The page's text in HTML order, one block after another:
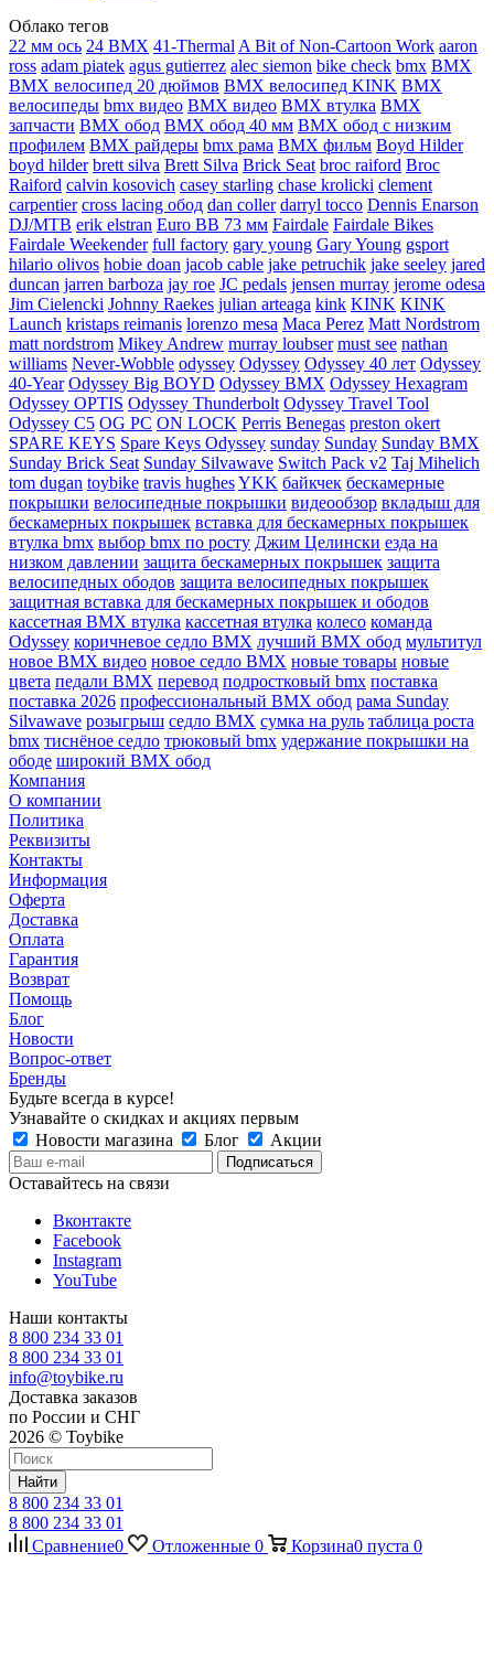
Облако тегов
22 мм ось 24 BMX 41-Thermal A Bit of Non-Cartoon Work aaron
ross adam piatek agus gutierrez alec siemon bike check bmx BMX
BMX велосипед 20 дюймов BMX велосипед KINK BMX
велосипеды bmx видео BMX видео BMX втулка BMX
запчасти BMX обод BMX обод 40 мм BMX обод с низким
профилем BMX райдеры bmx рама BMX фильм Boyd Hilder
boyd hilder brett silva Brett Silva Brick Seat broc raiford Broc
Raiford calvin kosovich casey starling chase krolicki clement
carpentier cross lacing обод dan coller darryl tocco Dennis Enarson
DJ/MTB erik elstran Euro BB 73 мм Fairdale Fairdale Bikes
Fairdale Weekender full factory gary young Gary Young gsport
hilario olivos hobie doan jacob cable jake petruchik jake seeley jared
duncan jarren barboza jay roe JC pedals jensen murray jerome odesa
Jim Cielencki Johnny Raekes julian arteaga kink KINK KINK
Launch kristaps reimanis lorenzo mesa Maca Perez Matt Nordstrom
matt nordstrom Mikey Andrew murray loubser must see nathan
williams Never-Wobble odyssey Odyssey Odyssey 40 лет Odyssey
40-Year Odyssey Big BOYD Odyssey BMX Odyssey Hexagram
Odyssey OPTIS Odyssey Thunderbolt Odyssey Travel Tool
Odyssey С5 OG PC ON LOCK Perris Benegas preston okert
SPARE KEYS Spare Keys Odyssey sunday Sunday Sunday BMX
Sunday Brick Seat Sunday Silvawave Switch Pack v2 Taj Mihelich
tom dugan toybike travis hughesYKK байкчек бескамерные
покрышки велосипедные покрышки видеообзор вкладыш для
бескамерных покрышек вставка для бескамерных покрышек
втулка bmx выбор bmx по росту Джим Целински езда на
низком давлении защита бескамерных покрышек защита
велосипедных ободов защита велосипедных покрышек
защитная вставка для бескамерных покрышек и ободов
кассетная BMX втулка кассетная втулка колесо команда
Odyssey коричневое седло BMX лучший BMX обод мультитул
новое BMX видео новое седло BMX новые товары новые
цвета педали BMX перевод подростковый bmx поставка
поставка 2026 профессиональный BMX обод рама Sunday
Silvawave розыгрыш седло BMX сумка на руль таблица роста
bmx тиснёное седло трюковый bmx удержание покрышки на
ободе широкий BMX обод
Компания
О компании
Политика
Реквизиты
Контакты
Информация
Оферта
Доставка
Оплата
Гарантия
Возврат
Помощь
Блог
Новости
Вопрос-ответ
Бренды
Будьте всегда в курсе!
Узнавайте о скидках и акциях первым
Новости магазина
Блог Акции
Оставайтесь на связи
Вконтакте
Facebook
Instagram
YouTube
Наши контакты
8 800 234 33 01
8 800 234 33 01
info@toybike.ru
Доставка заказов
по России и СНГ
2026 © Toybike
Найти
8 800 234 33 01
8 800 234 33 01
Сравнение0 Отложенные 0 Корзина0 пуста 0